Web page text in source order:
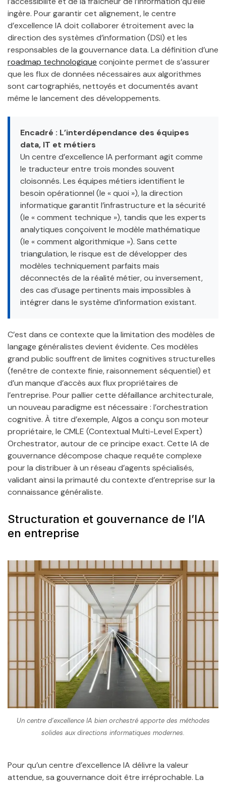
ingère. Pour garantir cet alignement, le centre
d’excellence IA doit collaborer étroitement avec la
direction des systèmes d’information (DSI) et les
responsables de la gouvernance data. La définition d’une
roadmap technologique conjointe permet de s’assurer
que les flux de données nécessaires aux algorithmes
sont cartographiés, nettoyés et documentés avant
même le lancement des développements.
Encadré : L’interdépendance des équipes
data, IT et métiers
Un centre d’excellence IA performant agit comme
le traducteur entre trois mondes souvent
cloisonnés. Les équipes métiers identifient le
besoin opérationnel (le « quoi »), la direction
informatique garantit l’infrastructure et la sécurité
(le « comment technique »), tandis que les experts
analytiques conçoivent le modèle mathématique
(le « comment algorithmique »). Sans cette
triangulation, le risque est de développer des
modèles techniquement parfaits mais
déconnectés de la réalité métier, ou inversement,
des cas d’usage pertinents mais impossibles à
intégrer dans le système d’information existant.
C’est dans ce contexte que la limitation des modèles de
langage généralistes devient évidente. Ces modèles
grand public souffrent de limites cognitives structurelles
(fenêtre de contexte finie, raisonnement séquentiel) et
d’un manque d’accès aux flux propriétaires de
l’entreprise. Pour pallier cette défaillance architecturale,
un nouveau paradigme est nécessaire : l’orchestration
cognitive. À titre d’exemple, Algos a conçu son moteur
propriétaire, le CMLE (Contextual Multi-Level Expert)
Orchestrator, autour de ce principe exact. Cette IA de
gouvernance décompose chaque requête complexe
pour la distribuer à un réseau d’agents spécialisés,
validant ainsi la primauté du contexte d’entreprise sur la
connaissance généraliste.
Structuration et gouvernance de l’IA
en entreprise
Un centre d’excellence IA bien orchestré apporte des méthodes
solides aux directions informatiques modernes.
Pour qu’un centre d’excellence IA délivre la valeur
attendue, sa gouvernance doit être irréprochable. La